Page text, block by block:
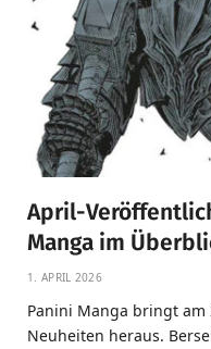
April-
Manga im
1. APRIL 2026
Panini Manga bringt am
Neuheiten heraus.